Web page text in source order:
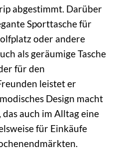
abgestimmt. Darüber
Sporttasche für
oder andere
als geräumige Tasche
für den
leistet er
Design macht
auch im Alltag eine
für Einkäufe